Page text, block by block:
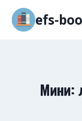
Перейти
содержимому
efs-
Мини: